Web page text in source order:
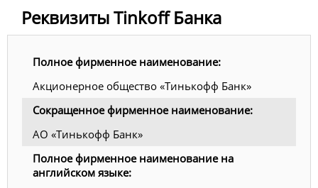
Реквизиты Tinkoff Банка
Полное фирменное наименование:
Акционерное общество «Тинькофф Банк»
Сокращенное фирменное наименование:
АО «Тинькофф Банк»
Полное фирменное наименование на
английском языке: